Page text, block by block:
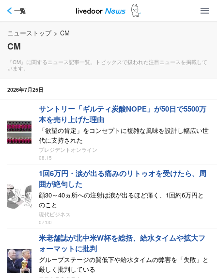
一覧
ニューストップ > CM
CM
『CM』に関するニュース記事一覧。トピックスで扱われた注目ニュースを掲載して
います。
2026年7月25日
サントリー「ギルティ炭酸NOPE」が50日で5500万
本を売り上げた理由
「欲望の肯定」をコンセプトに複雑な風味を設計し幅広い世
代に支持された
プレジデントオンライン
08:15
1回6万円・涙が出る痛みのリトゥオを受けたら、周
囲が絶句した
顔30～40ヵ所への注射は涙が出るほど痛く、1回約6万円と
のこと
現代ビジネス
07:00
米老舗誌が北中米W杯を総括、給水タイムや拡大フ
ォーマットに批判
グループステージの質低下や給水タイムの弊害を「失敗」と
厳しく批判している